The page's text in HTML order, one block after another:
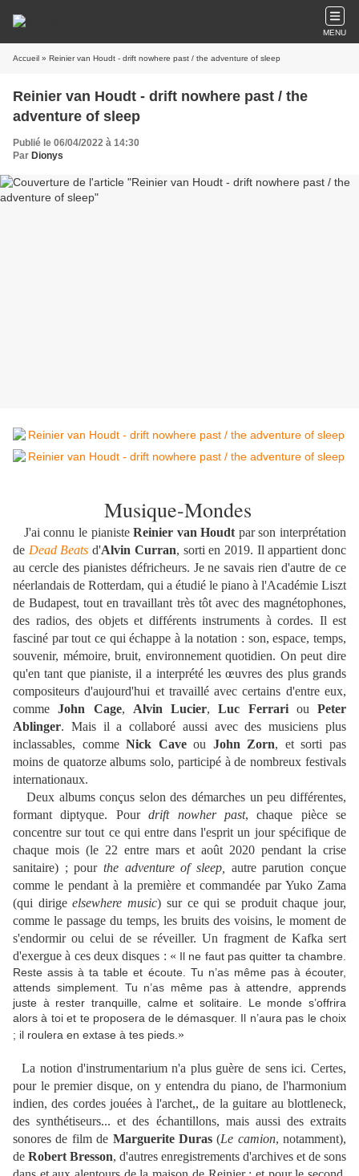
MENU
Accueil » Reinier van Houdt - drift nowhere past / the adventure of sleep
Reinier van Houdt - drift nowhere past / the
adventure of sleep
Publié le 06/04/2022 à 14:30
Par Dionys
Musique-Mondes
J'ai connu le pianisteReinier van Houdt par son interprétation
de Dead Beats d'Alvin Curran, sorti en 2019. Il appartient donc
au cercle des pianistes défricheurs. Je ne savais rien d'autre de ce
néerlandais de Rotterdam, qui a étudié le piano à l'Académie Liszt
de Budapest, tout en travaillant très tôt avec des magnétophones,
des radios, des objets et différents instruments à cordes. Il est
fasciné par tout ce qui échappe à la notation : son, espace, temps,
souvenir, mémoire, bruit, environnement quotidien. On peut dire
qu'en tant que pianiste, il a interprété les œuvres des plus grands
compositeurs d'aujourd'hui et travaillé avec certains d'entre eux,
commeJohn Cage, Alvin Lucier,Luc Ferrariou Peter
Ablinger. Mais il a collaboré aussi avec des musiciens plus
inclassables, commeNick Caveou John Zorn, et sorti pas
moins de quatorze albums solo, participé à de nombreux festivals
internationaux.
Deux albums conçus selon des démarches un peu différentes,
formant diptyque. Pourdrift nowher past, chaque pièce se
concentre sur tout ce qui entre dans l'esprit un jour spécifique de
chaque mois (le 22 entre mars et août 2020 pendant la crise
sanitaire) ; pour the adventure of sleep, autre parution conçue
comme le pendant à la première et commandée par Yuko Zama
(qui dirigeelsewhere music) sur ce qui se produit chaque jour,
comme le passage du temps, les bruits des voisins, le moment de
s'endormir ou celui de se réveiller. Un fragment de Kafka sert
d'exergue à ces deux disques : « Il ne faut pas quitter ta chambre.
Reste assis à ta table et écoute. Tu n’as même pas à écouter,
attends simplement. Tu n’as même pas à attendre, apprends
juste à rester tranquille, calme et solitaire. Le monde s’offrira
alors à toi et te proposera de le démasquer. Il n’aura pas le choix
; il roulera en extase à tes pieds. »
La notion d'instrumentarium n'a plus guère de sens ici. Certes,
pour le premier disque, on y entendra du piano, de l'harmonium
indien, des cordes jouées à l'archet,, de la guitare au blottleneck,
des synthétiseurs... et des échantillons, mais aussi des extraits
sonores de film de Marguerite Duras(Le camion, notamment),
de Robert Bresson, d'autres enregistrements d'archives et de sons